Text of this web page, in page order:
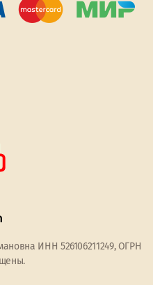
ИНН 526106211249, ОГРН